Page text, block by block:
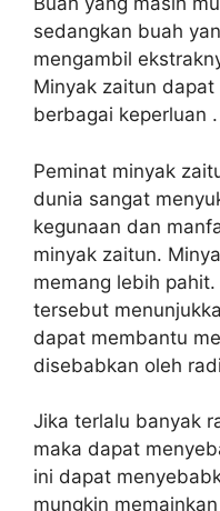
sedangkan buah
mengambil
Minyak zaitun
berbagai keperluan .
Peminat minyak
dunia sangat
kegunaan dan
minyak zaitun.
memang lebih
tersebut
dapat membantu
disebabkan oleh
Jika terlalu banyak
maka dapat
ini dapat
mungkin